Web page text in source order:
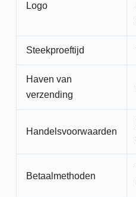
Logo
Steekproeftijd
Haven van
verzending
Handelsvoorwaarden
Betaalmethoden